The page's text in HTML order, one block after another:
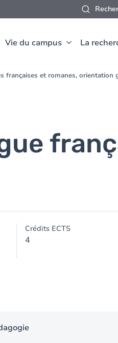
Vie du campus La
françaises et romanes, orientation
Crédits ECTS
4